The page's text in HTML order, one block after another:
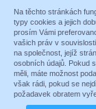
© 1989
Na těchto stránkách
typy cookies a jejich
prosím Vámi
vašich práv v
na společnost, jejíž
osobních údajů. Pokud
měli, máte možnost
však rádi, pokud se
požadavek obratem